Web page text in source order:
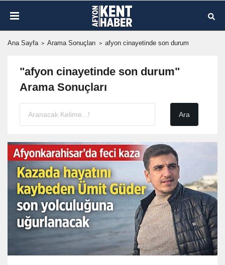
Ana Sayfa Arama Sonuçları afyon cinayetinde son durum
"afyon cinayetinde son durum"
Arama Sonuçları